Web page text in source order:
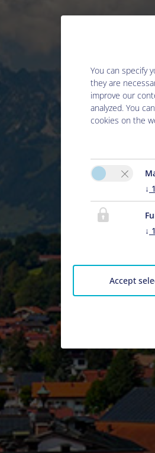
You can specify
they are
improve our
analyzed. You
cookies on the
↓ 1
↓ 1
Accept